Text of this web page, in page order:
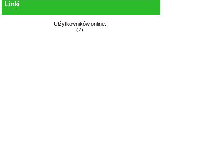
Linki
Ułźytkowników online:
(7)